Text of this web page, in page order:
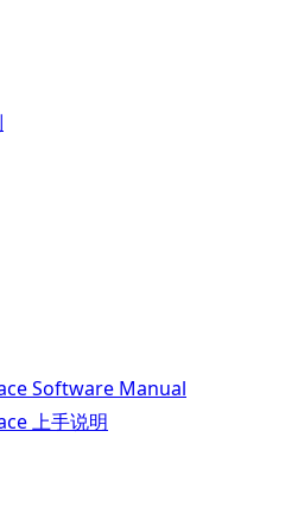
Software Manual
上手说明